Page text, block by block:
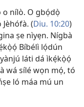
nílò. O gbọ́dọ̀
(Diu. 10:20)
ṣe nìyẹn. Nígbà
Bíbélì lọ́dún
láti dá ìkẹ́kọ̀ọ́
wá sílé wọn mọ́, tó
ló máa mú un